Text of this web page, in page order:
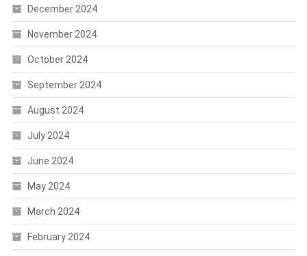
December 2024
November 2024
October 2024
September 2024
August 2024
July 2024
June 2024
May 2024
March 2024
February 2024